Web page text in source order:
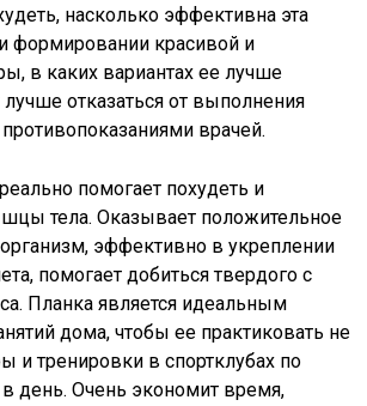
насколько эффективна эта
формировании красивой и
в каких вариантах ее лучше
отказаться от выполнения
врачей.
помогает похудеть и
тела. Оказывает положительное
эффективно в укреплении
помогает добиться твердого с
Планка является идеальным
дома, чтобы ее практиковать не
и тренировки в спортклубах по
в день. Очень экономит время,